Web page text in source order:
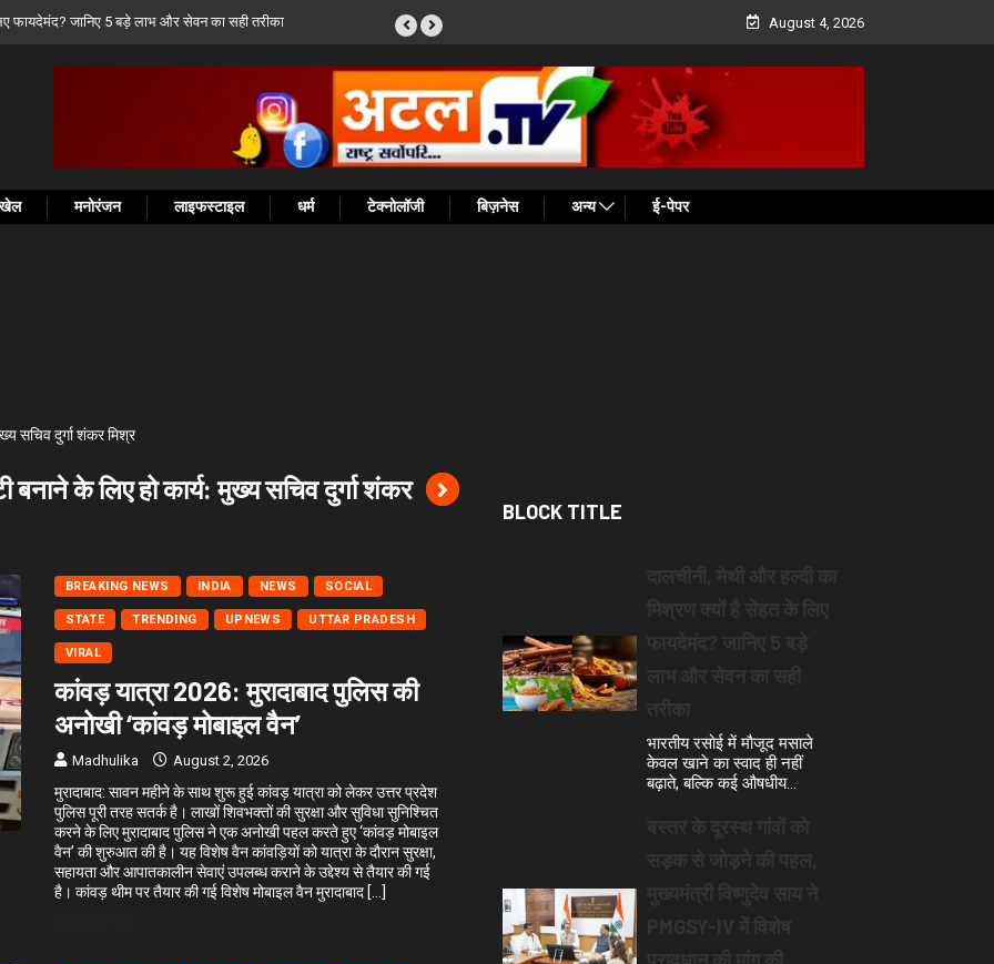
पहल, मुख्यमंत्री विष्णुदेव साय ने PMGSY-IV में विशेष प्रावधान की August 4, 2026
मनोरंजन लाइफस्टाइल धर्म टेक्नोलॉजी बिज़नेस अन्य ई-पेपर
बनाने के लिए हो कार्य: मुख्य सचिव दुर्गा शंकर
BREAKING NEWS INDIA NEWS SOCIAL
STATE TRENDING UPNEWS UTTAR PRADESH
VIRAL
कांवड़ यात्रा 2026: मुरादाबाद पुलिस की
अनोखी ‘कांवड़ मोबाइल वैन’
Madhulika August 2, 2026
मुरादाबाद: सावन महीने के साथ शुरू हुई कांवड़ यात्रा को लेकर उत्तर प्रदेश
पुलिस पूरी तरह सतर्क है। लाखों शिवभक्तों की सुरक्षा और सुविधा सुनिश्चित
करने के लिए मुरादाबाद पुलिस ने एक अनोखी पहल करते हुए ‘कांवड़ मोबाइल
वैन’ की शुरुआत की है। यह विशेष वैन कांवड़ियों को यात्रा के दौरान सुरक्षा,
सहायता और आपातकालीन सेवाएं उपलब्ध कराने के उद्देश्य से तैयार की गई
है। कांवड़ थीम पर तैयार की गई विशेष मोबाइल वैन मुरादाबाद […]
BLOCK TITLE
भारतीय रसोई में मौजूद मसाले
केवल खाने का स्वाद ही नहीं
बढ़ाते, बल्कि कई औषधीय…